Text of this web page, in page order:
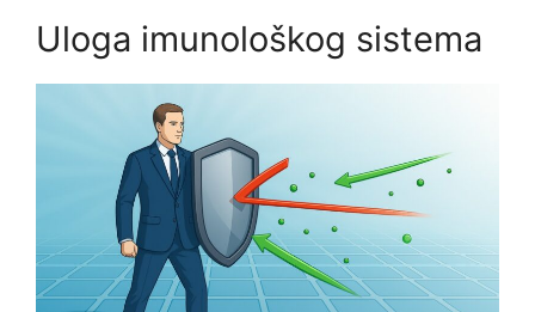
Uloga imunološkog sistema